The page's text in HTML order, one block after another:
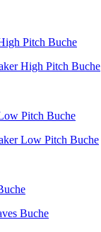
High Pitch Buche
Low Pitch Buche
Buche